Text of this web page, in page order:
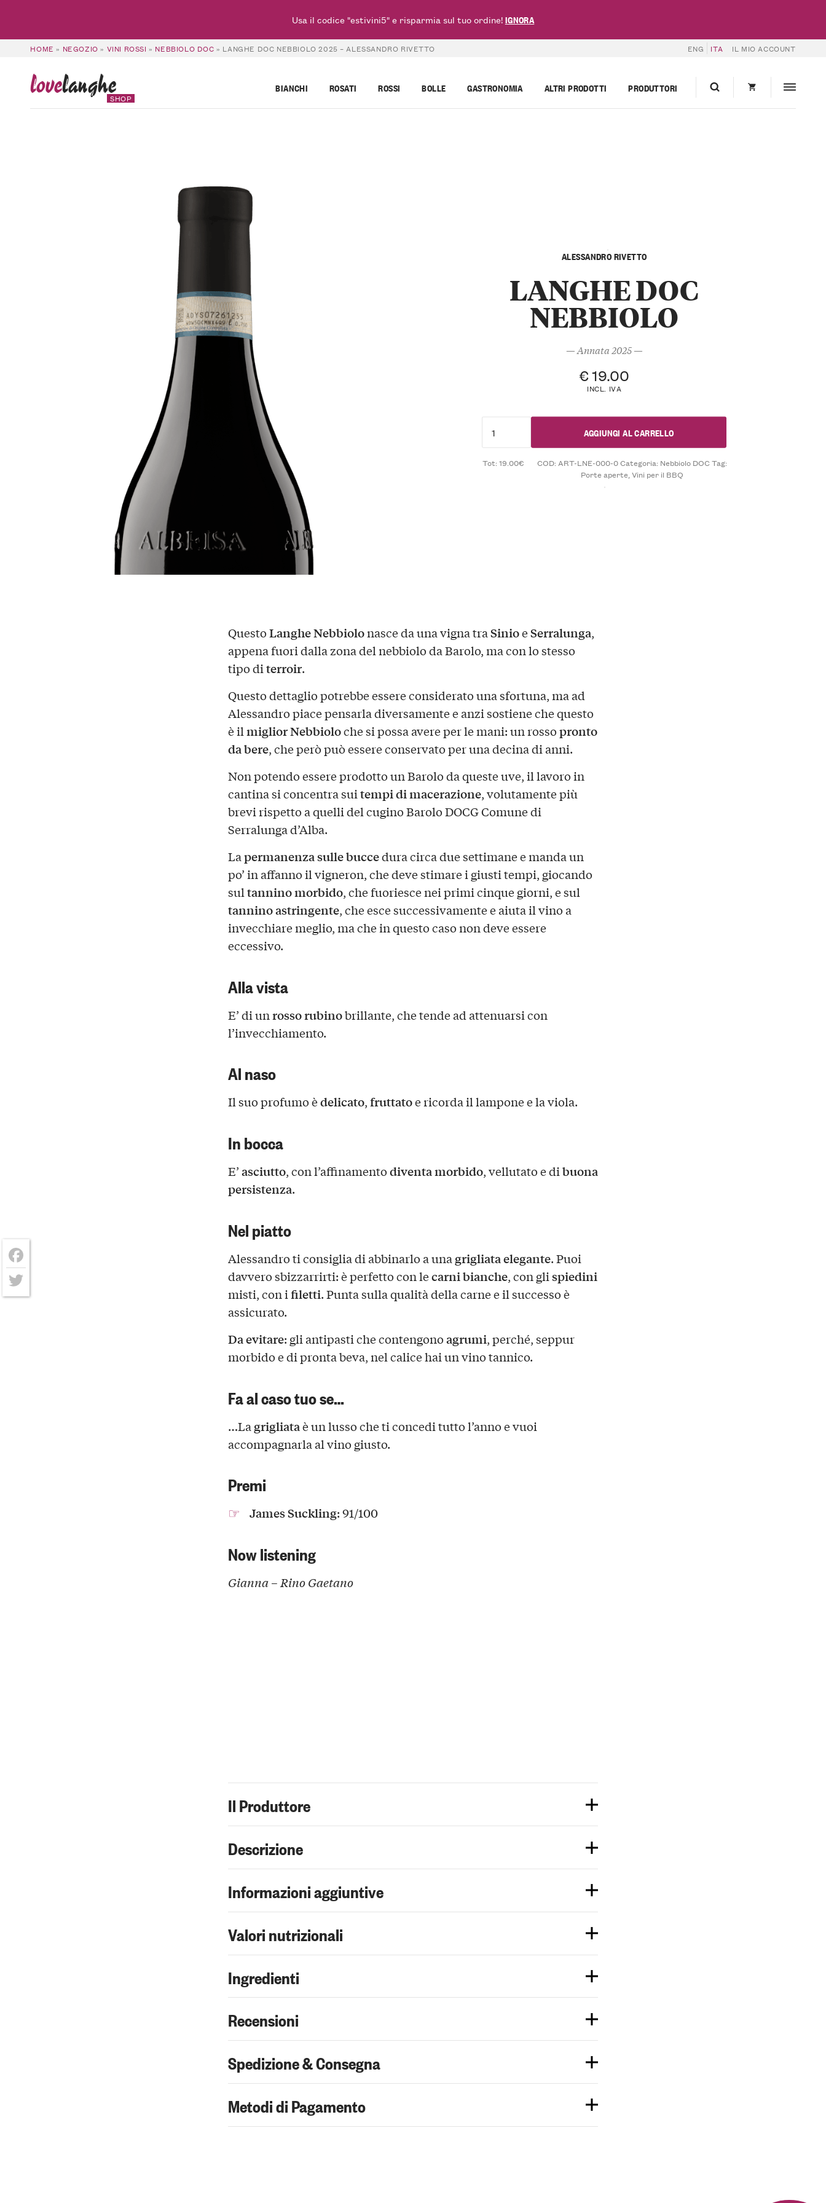
HOME » NEGOZIO » VINI ROSSI » NEBBIOLO DOC » LANGHE DOC NEBBIOLO 2025 – ALESSANDRO RIVETTO ENG ITA IL MIO ACCOUNT
lovelanghe
SHOP
BIANCHI ROSATI ROSSI BOLLE GASTRONOMIA ALTRI PRODOTTI PRODUTTORI
ALESSANDRO RIVETTO
LANGHE DOC
NEBBIOLO
— Annata 2025 —
€19.00
INCL. IVA
AGGIUNGI AL CARRELLO
Tot: 19.00€ COD:ART-LNE-000-0Categoria: Nebbiolo DOC Tag:
Porte aperte,Vini per il BBQ
QuestoLanghe Nebbiolonasce da una vigna traSinioeSerralunga,
appena fuori dalla zona del nebbiolo da Barolo, ma con lo stesso
tipo diterroir.
Questo dettaglio potrebbe essere considerato una sfortuna, ma ad
Alessandro piace pensarla diversamente e anzi sostiene che questo
è ilmiglior Nebbioloche si possa avere per le mani: un rossopronto
da bere, che però può essere conservato per una decina di anni.
Non potendo essere prodotto un Barolo da queste uve, il lavoro in
cantina si concentra suitempi di macerazione, volutamente più
brevi rispetto a quelli del cugino Barolo DOCG Comune di
Serralunga d’Alba.
Lapermanenza sulle buccedura circa due settimane e manda un
po’ in affanno il vigneron, che deve stimare i giusti tempi, giocando
sultannino morbido, che fuoriesce nei primi cinque giorni, e sul
tannino astringente, che esce successivamente e aiuta il vino a
invecchiare meglio, ma che in questo caso non deve essere
eccessivo.
Alla vista
E’ di unrosso rubinobrillante, che tende ad attenuarsi con
l’invecchiamento.
Al naso
Il suo profumo èdelicato,fruttatoe ricorda il lampone e la viola.
In bocca
E’asciutto, con l’affinamentodiventa morbido, vellutato e dibuona
persistenza.
Nel piatto
Alessandro ti consiglia di abbinarlo a una grigliata elegante. Puoi
davvero sbizzarrirti: è perfetto con lecarni bianche, con glispiedini
misti, con ifiletti. Punta sulla qualità della carne e il successo è
assicurato.
Da evitare: gli antipasti che contengonoagrumi, perché, seppur
morbido e di pronta beva, nel calice hai un vino tannico.
Fa al caso tuo se…
…La grigliataè un lusso che ti concedi tutto l’anno e vuoi
accompagnarla al vino giusto.
Premi
James Suckling: 91/100
Now listening
Gianna – Rino Gaetano
Il Produttore
Descrizione
Informazioni aggiuntive
Valori nutrizionali
Ingredienti
Recensioni
Spedizione & Consegna
Metodi di Pagamento
Facebook
Twitter
Usa il codice "estivini5" e risparmia sul tuo ordine!IGNORA